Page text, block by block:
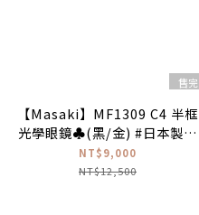
售完
【Masaki】MF1309 C4 半框
光學眼鏡♣(黑/金) #日本製鈦
金屬
NT$9,000
NT$12,500